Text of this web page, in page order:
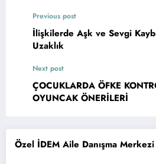
Özel İDEM Aile Danışma Merkezi
Previous post
İlişkilerde Aşk ve Sevgi
Uzaklık
Next post
ÇOCUKLARDA ÖFKE
OYUNCAK ÖNERİLERİ